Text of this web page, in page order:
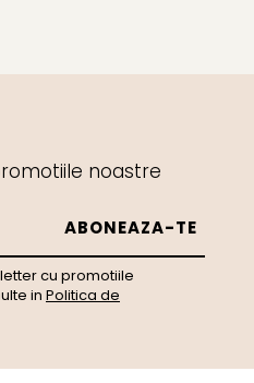
noastre
cu promotiile
in Politica de